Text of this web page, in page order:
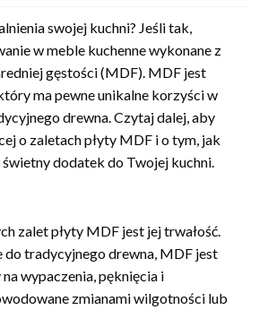
swojej kuchni? Jeśli tak,
w meble kuchenne wykonane z
gęstości (MDF). MDF jest
ma pewne unikalne korzyści w
drewna. Czytaj dalej, aby
o zaletach płyty MDF i o tym, jak
dodatek do Twojej kuchni.
zalet płyty MDF jest jej trwałość.
tradycyjnego drewna, MDF jest
wypaczenia, pęknięcia i
zmianami wilgotności lub